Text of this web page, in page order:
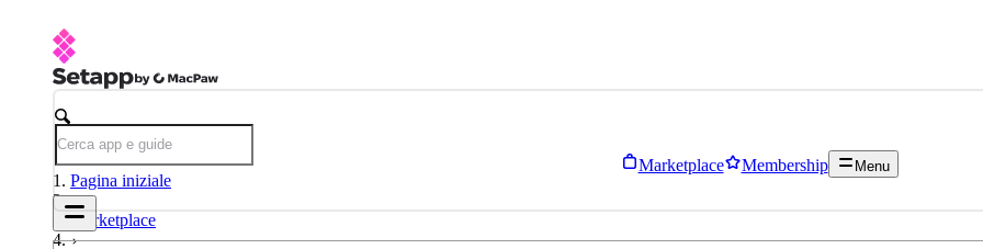
Marketplace Membership Menu
Pagina iniziale
Marketplace